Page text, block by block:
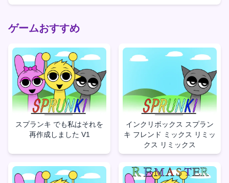
ゲームおすすめ
スプランキ でも私はそれを
再作成しました V1
インクリボックス スプラン
キ フレンド ミックス リミッ
クス リミックス